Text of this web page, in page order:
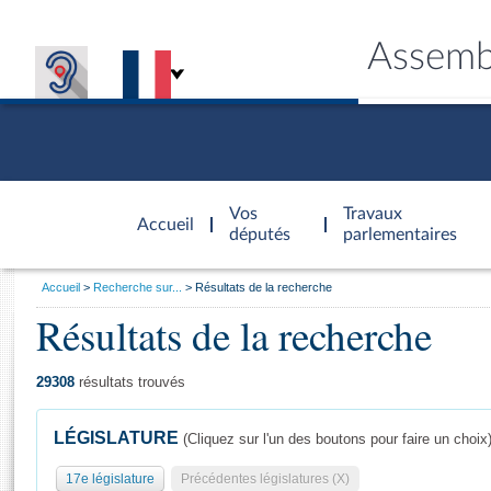
Accueil
d'accueil
Vos
députés
Travaux
parlementaires
Général
Vous
Accueil Recherche sur... Résultats de la recherche
Résultats de la recherche
29308 résultats trouvés
LÉGISLATURE (Cliquez sur l'un des boutons pour faire un choix)
17e législature Précédentes législatures (X)